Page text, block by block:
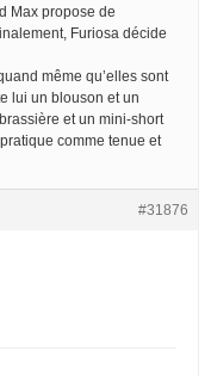
Max propose de
Furiosa décide
même qu’elles sont
lui un blouson et un
et un mini-short
comme tenue et
#31876